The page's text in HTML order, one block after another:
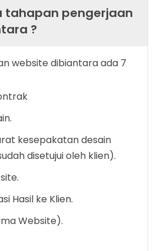
tahapan pengerjaan
?
website dibiantara ada 7
kesepakatan desain
disetujui oleh klien).
Hasil ke Klien.
Website).